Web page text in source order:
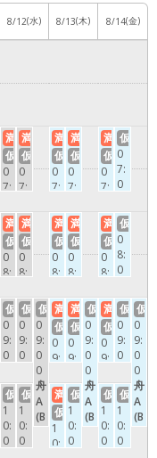
8/12(水) 8/13(木) 8/14(金)
満
仮
0
7:
0
舟
C
(B
o
C)
周
遊
満
仮
0
8:
0
舟
C
(B
o
C)
周
遊
仮
0
9:
0
舟
B
(B
o
at
仮
1
0:
0
満
仮
0
7:
0
舟
B
(B
o
B)
周
遊
満
仮
0
8:
0
舟
B
(B
o
B)
周
遊
仮
0
9:
0
舟
C
(B
o
at
仮
1
0:
0
仮
0
9:
0
0
舟
A
(B
満
仮
0
7:
0
舟
C
(B
o
C)
周
遊
満
仮
0
8:
0
舟
C
(B
o
C)
周
遊
満
仮
0
9:
0
舟
B
(B
o
満
仮
1
0:
満
仮
0
7:
0
舟
B
(B
o
B)
周
遊
満
仮
0
8:
0
舟
B
(B
o
B)
周
遊
満
仮
0
9:
0
舟
C
(B
o
仮
1
0:
0
仮
0
9:
0
0
舟
A
(B
満
仮
0
7:
0
舟
C
(B
o
C)
周
遊
満
仮
0
8:
0
舟
C
(B
o
C)
周
遊
満
仮
0
9:
0
舟
B
(B
o
仮
1
0:
0
仮
0
7:
0
舟
B
(B
o
at
周
遊
仮
0
8:
0
舟
B
(B
o
at
周
遊
仮
0
9:
0
舟
C
(B
o
at
仮
1
0:
0
仮
0
9:
0
0
舟
A
(B